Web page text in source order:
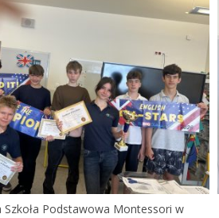
Szkoła Podstawowa Montessori w